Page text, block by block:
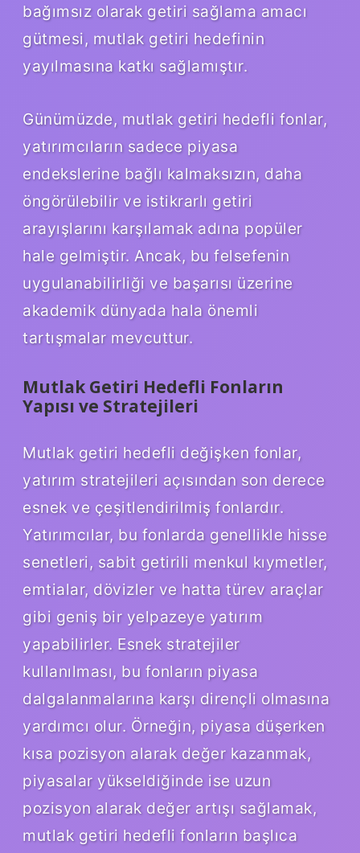
bağımsız olarak getiri sağlama amacı
gütmesi, mutlak getiri hedefinin
yayılmasına katkı sağlamıştır.
Günümüzde, mutlak getiri hedefli fonlar,
yatırımcıların sadece piyasa
endekslerine bağlı kalmaksızın, daha
öngörülebilir ve istikrarlı getiri
arayışlarını karşılamak adına popüler
hale gelmiştir. Ancak, bu felsefenin
uygulanabilirliği ve başarısı üzerine
akademik dünyada hala önemli
tartışmalar mevcuttur.
Mutlak Getiri Hedefli Fonların
Yapısı ve Stratejileri
Mutlak getiri hedefli değişken fonlar,
yatırım stratejileri açısından son derece
esnek ve çeşitlendirilmiş fonlardır.
Yatırımcılar, bu fonlarda genellikle hisse
senetleri, sabit getirili menkul kıymetler,
emtialar, dövizler ve hatta türev araçlar
gibi geniş bir yelpazeye yatırım
yapabilirler. Esnek stratejiler
kullanılması, bu fonların piyasa
dalgalanmalarına karşı dirençli olmasına
yardımcı olur. Örneğin, piyasa düşerken
kısa pozisyon alarak değer kazanmak,
piyasalar yükseldiğinde ise uzun
pozisyon alarak değer artışı sağlamak,
mutlak getiri hedefli fonların başlıca